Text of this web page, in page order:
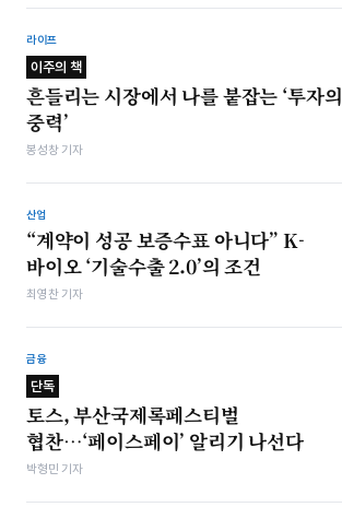
라이프
이주의 책
흔들리는 시장에서 나를 붙잡는 ‘투자의
중력’
봉성창 기자
산업
“계약이 성공 보증수표 아니다” K-
바이오 ‘기술수출 2.0’의 조건
최영찬 기자
금융
단독
토스, 부산국제록페스티벌
협찬…‘페이스페이’ 알리기 나선다
박형민 기자